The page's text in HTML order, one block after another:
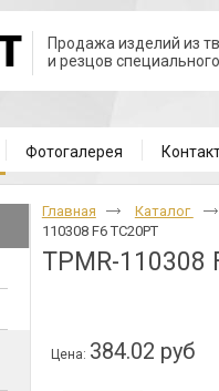
Продажа изделий из
и резцов
Фотогалерея
Главная
Каталог
110308 F6 TC20PT
TPMR-110308
Цена: 384.02 руб